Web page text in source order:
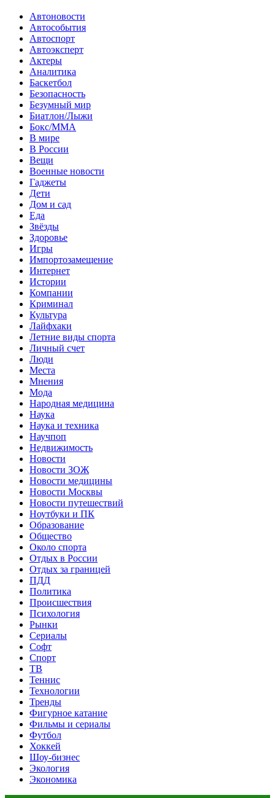
Автоновости
Автособытия
Автоспорт
Автоэксперт
Актеры
Аналитика
Баскетбол
Безопасность
Безумный мир
Биатлон/Лыжи
Бокс/MMA
В мире
В России
Вещи
Военные новости
Гаджеты
Дети
Дом и сад
Еда
Звёзды
Здоровье
Игры
Импортозамещение
Интернет
Истории
Компании
Криминал
Культура
Лайфхаки
Летние виды спорта
Личный счет
Люди
Места
Мнения
Мода
Народная медицина
Наука
Наука и техника
Научпоп
Недвижимость
Новости
Новости ЗОЖ
Новости медицины
Новости Москвы
Новости путешествий
Ноутбуки и ПК
Образование
Общество
Около спорта
Отдых в России
Отдых за границей
ПДД
Политика
Происшествия
Психология
Рынки
Сериалы
Софт
Спорт
ТВ
Теннис
Технологии
Тренды
Фигурное катание
Фильмы и сериалы
Футбол
Хоккей
Шоу-бизнес
Экология
Экономика